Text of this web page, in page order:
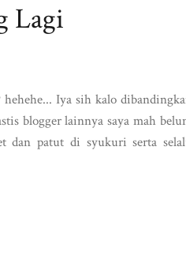
Lagi
Iya sih kalo
blogger lainnya saya mah
dan patut di syukuri serta